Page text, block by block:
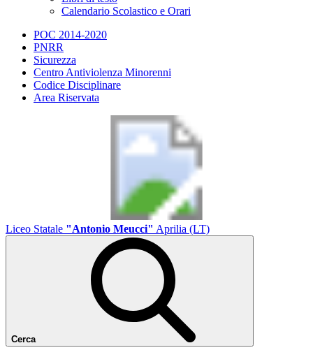
Calendario Scolastico e Orari
POC 2014-2020
PNRR
Sicurezza
Centro Antiviolenza Minorenni
Codice Disciplinare
Area Riservata
Liceo Statale "Antonio Meucci" Aprilia (LT)
Cerca